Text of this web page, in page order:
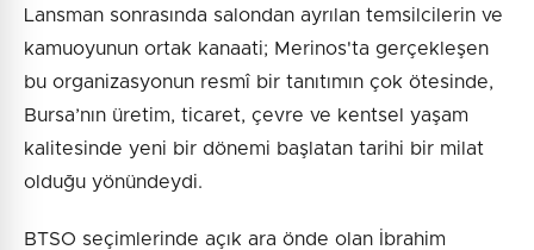
Lansman sonrasında salondan ayrılan temsilcilerin ve
kamuoyunun ortak kanaati; Merinos'ta gerçekleşen
bu organizasyonun resmî bir tanıtımın çok ötesinde,
Bursa’nın üretim, ticaret, çevre ve kentsel yaşam
kalitesinde yeni bir dönemi başlatan tarihi bir milat
olduğu yönündeydi.
BTSO seçimlerinde açık ara önde olan İbrahim